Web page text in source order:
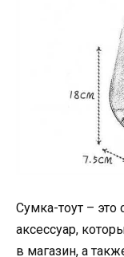
Сумка-тоут –
аксессуар,
в магазин, а